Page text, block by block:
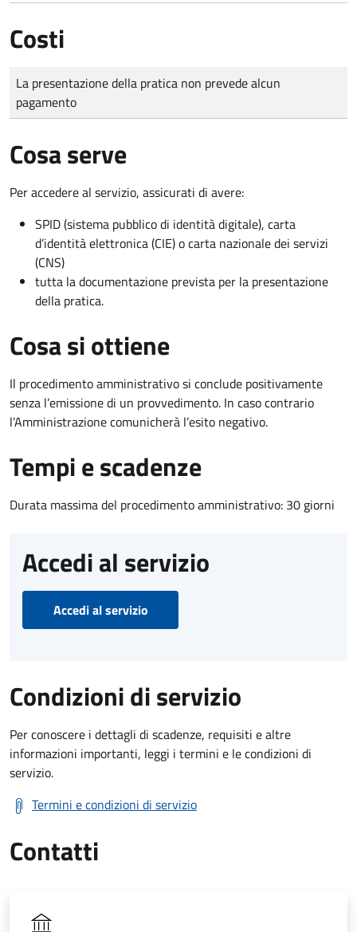
Costi
Tipo di pagamento
Importo
La presentazione della pratica non prevede alcun
pagamento
Cosa serve
Per accedere al servizio, assicurati di avere:
SPID (sistema pubblico di identità digitale), carta
d’identità elettronica (CIE) o carta nazionale dei servizi
(CNS)
tutta la documentazione prevista per la presentazione
della pratica.
Cosa si ottiene
Il procedimento amministrativo si conclude positivamente
senza l’emissione di un provvedimento. In caso contrario
l’Amministrazione comunicherà l’esito negativo.
Tempi e scadenze
Durata massima del procedimento amministrativo: 30 giorni
Accedi al servizio
Accedi al servizio
Condizioni di servizio
Per conoscere i dettagli di scadenze, requisiti e altre
informazioni importanti, leggi i termini e le condizioni di
servizio.
Termini e condizioni di servizio
Contatti